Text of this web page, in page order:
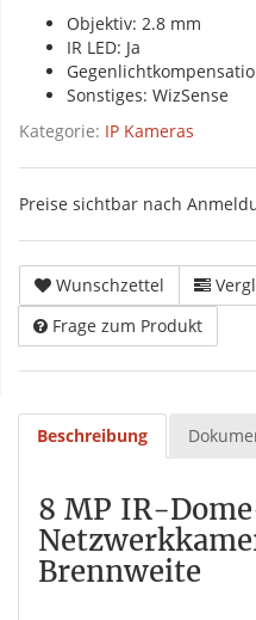
Objektiv: 2.8 mm
IR LED: Ja
Sonstiges: WizSense
Kategorie: IP Kameras
Preise sichtbar nach
Wunschzettel
Frage zum Produkt
Beschreibung
8 MP IR-
Brennweite